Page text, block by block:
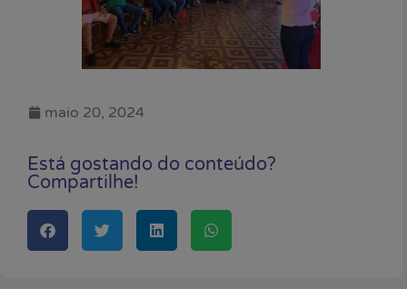
maio 20, 2024
Está gostando do conteúdo?
Compartilhe!